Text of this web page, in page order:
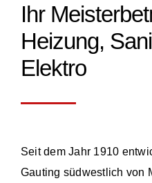
Ihr
Heizung,
Elektro
Seit dem Jahr 1910
Gauting südwestlich von